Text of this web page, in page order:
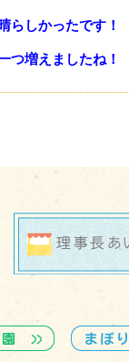
らしかったです！
つ増えましたね！